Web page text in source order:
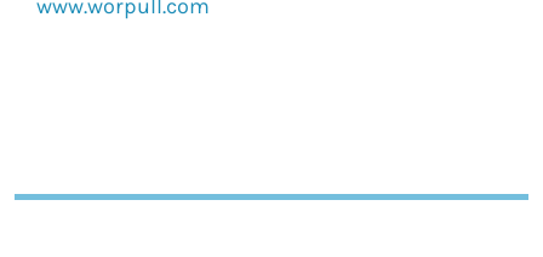
www.worpull.com